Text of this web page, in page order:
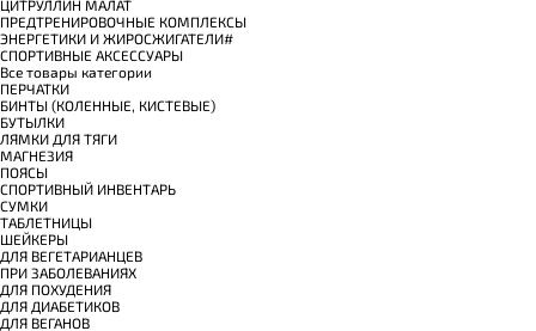
ЦИТРУЛЛИН МАЛАТ
ПРЕДТРЕНИРОВОЧНЫЕ КОМПЛЕКСЫ
ЭНЕРГЕТИКИ И ЖИРОСЖИГАТЕЛИ#
СПОРТИВНЫЕ АКСЕССУАРЫ
Все товары категории
ПЕРЧАТКИ
БИНТЫ (КОЛЕННЫЕ, КИСТЕВЫЕ)
БУТЫЛКИ
ЛЯМКИ ДЛЯ ТЯГИ
МАГНЕЗИЯ
ПОЯСЫ
СПОРТИВНЫЙ ИНВЕНТАРЬ
СУМКИ
ТАБЛЕТНИЦЫ
ШЕЙКЕРЫ
ДЛЯ ВЕГЕТАРИАНЦЕВ
ПРИ ЗАБОЛЕВАНИЯХ
ДЛЯ ПОХУДЕНИЯ
ДЛЯ ДИАБЕТИКОВ
ДЛЯ ВЕГАНОВ